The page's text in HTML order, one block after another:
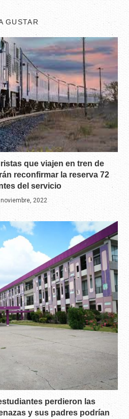
GUSTAR
que viajen en tren de
reconfirmar la reserva 72
del servicio
2022
perdieron las
y sus padres podrían